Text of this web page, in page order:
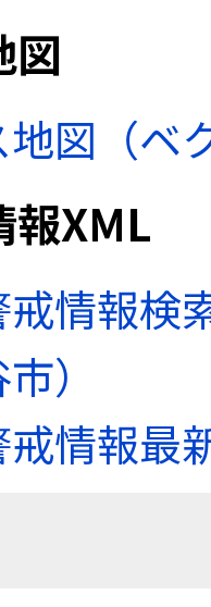
図
地図（ベ
報XML
情報検
）
情報最